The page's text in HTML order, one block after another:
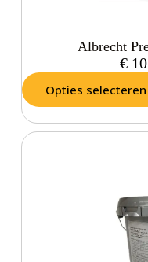
Albrecht
€
Opties selecteren